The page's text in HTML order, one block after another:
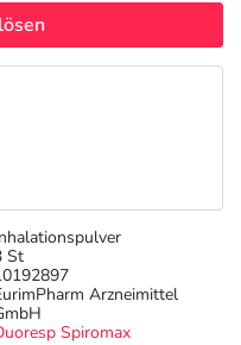
St
Arzneimittel
Spiromax